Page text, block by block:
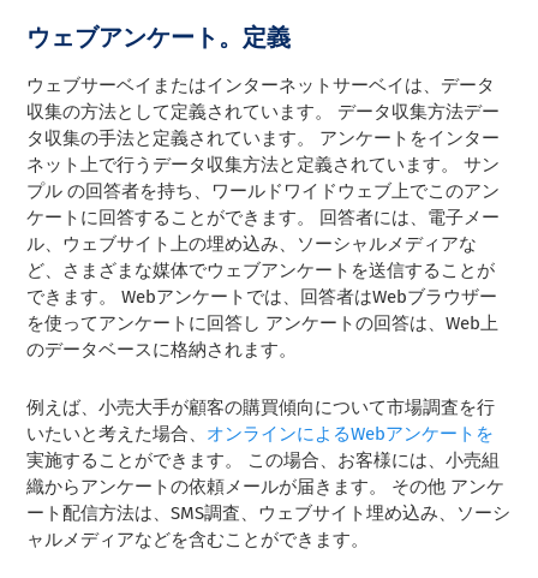
ウェブアンケート。定義
ウェブサーベイまたはインターネットサーベイは、データ
収集の方法として定義されています。 データ収集方法デー
タ収集の手法と定義されています。 アンケート をインター
ネット上で行うデータ収集方法と定義されています。サン
プル の回答者を持ち、ワールドワイドウェブ上でこのアン
ケートに回答することができます。 回答者には、電子メー
ル、ウェブサイト上の埋め込み、ソーシャルメディアな
ど、さまざまな媒体でウェブアンケートを送信することが
できます。 Webアンケートでは、回答者はWebブラウザー
を使ってアンケートに回答し アンケートの回答は、Web上
のデータベースに格納されます。
例えば、小売大手が顧客の購買傾向について市場調査を行
いたいと考えた場合、 オンラインによるWebアンケートを
実施することができます。 この場合、お客様には、小売組
織からアンケートの依頼メールが届きます。 その他 アンケ
ート配信方法は、SMS調査、ウェブサイト埋め込み、ソーシ
ャルメディアなどを含むことができます。